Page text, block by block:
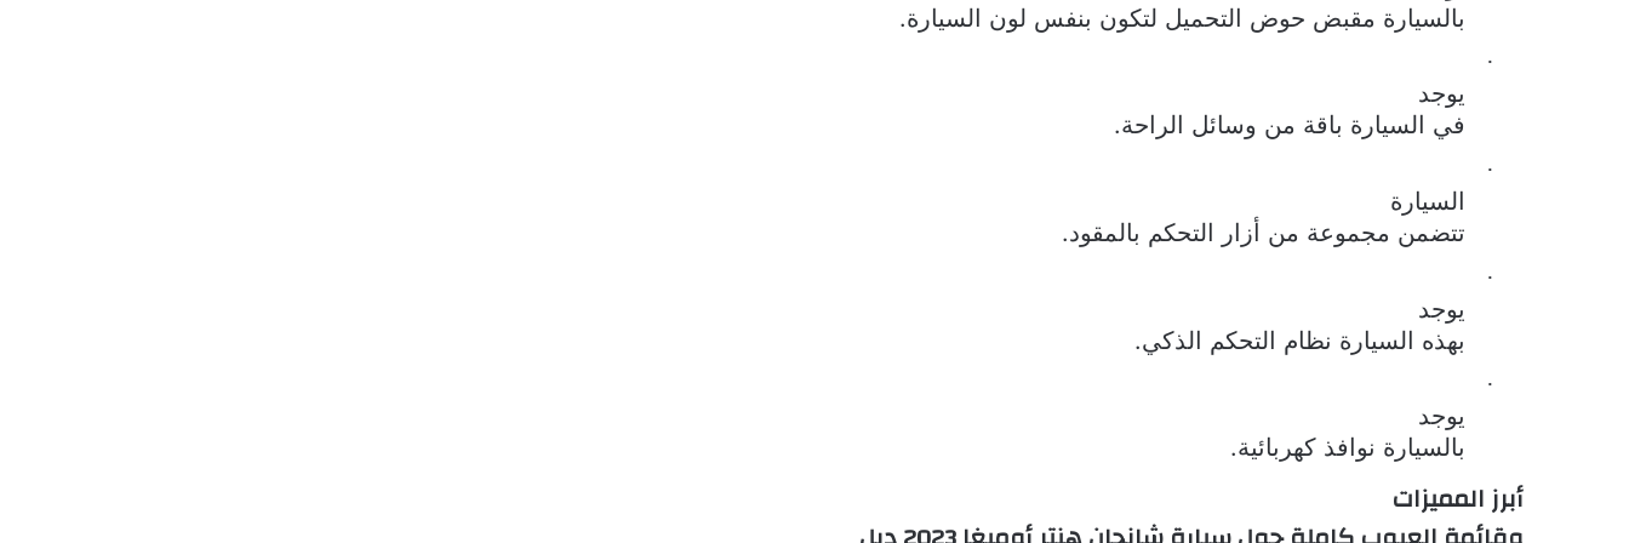
بالسيارة مقبض حوض التحميل لتكون بنفس لون السيارة.
·
يوجد
في السيارة باقة من وسائل الراحة.
·
السيارة
تتضمن مجموعة من أزار التحكم بالمقود.
·
يوجد
بهذه السيارة نظام التحكم الذكي.
·
يوجد
بالسيارة نوافذ كهربائية.
أبرز المميزات